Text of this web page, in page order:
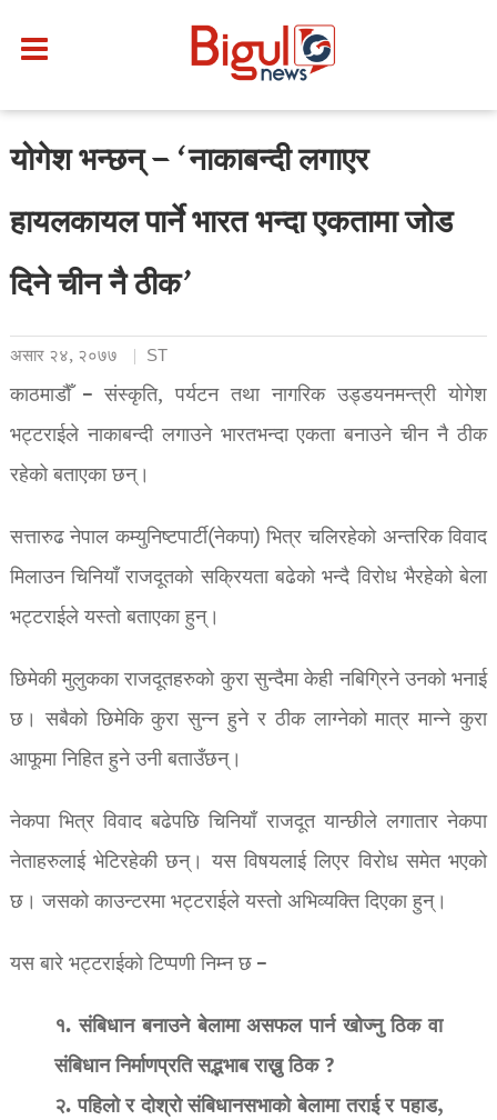
योगेश भन्छन् – ‘नाकाबन्दी लगाएर
हायलकायल पार्ने भारत भन्दा एकतामा जोड
दिने चीन नै ठीक’
असार २४, २०७७ ST
काठमाडौँ – संस्कृति, पर्यटन तथा नागरिक उड्डयनमन्त्री योगेश
भट्टराईले नाकाबन्दी लगाउने भारतभन्दा एकता बनाउने चीन नै ठीक
रहेको बताएका छन्।
सत्तारुढ नेपाल कम्युनिष्टपार्टी(नेकपा) भित्र चलिरहेको अन्तरिक विवाद
मिलाउन चिनियाँ राजदूतको सक्रियता बढेको भन्दै विरोध भैरहेको बेला
भट्टराईले यस्तो बताएका हुन्।
छिमेकी मुलुकका राजदूतहरुकाे कुरा सुन्दैमा केही नबिग्रिने उनको भनाई
छ। सबैको छिमेकि कुरा सुन्न हुने र ठीक लाग्नेको मात्र मान्ने कुरा
आफूमा निहित हुने उनी बताउँछन्।
नेकपा भित्र विवाद बढेपछि चिनियाँ राजदूत यान्छीले लगातार नेकपा
नेताहरुलाई भेटिरहेकी छन्। यस विषयलाई लिएर विरोध समेत भएको
छ। जसको काउन्टरमा भट्टराईले यस्तो अभिव्यक्ति दिएका हुन्।
यस बारे भट्टराईको टिप्पणी निम्न छ –
१. संबिधान बनाउने बेलामा असफल पार्न खोज्नु ठिक वा
संबिधान निर्माणप्रति सद्भभाब राख्नु ठिक ?
२. पहिलो र दोश्रो संबिधानसभाको बेलामा तराई र पहाड,